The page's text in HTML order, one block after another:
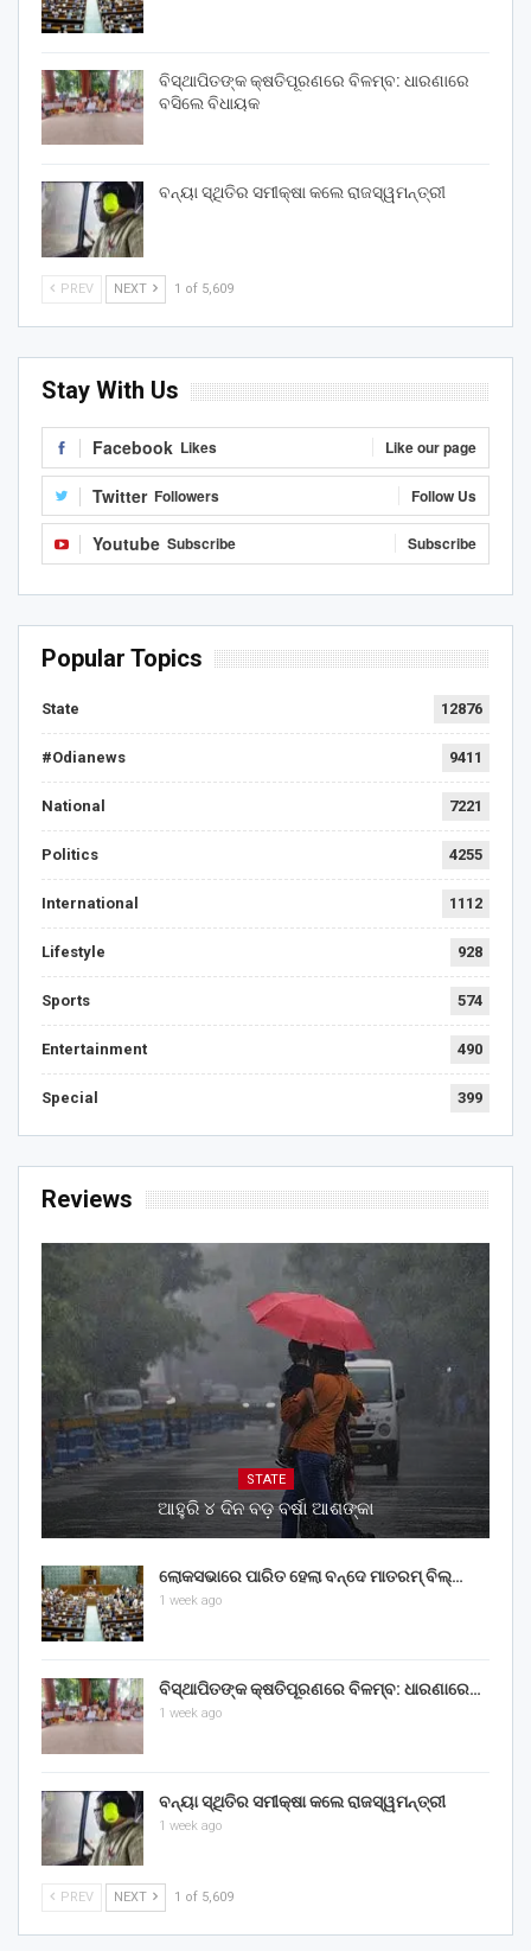
ବିସ୍ଥାପିତଙ୍କ କ୍ଷତିପୂରଣରେ ବିଳମ୍ବ: ଧାରଣାରେ
ବସିଲେ ବିଧାୟକ
ବନ୍ୟା ସ୍ଥିତିର ସମୀକ୍ଷା କଲେ ରାଜସ୍ୱମନ୍ତ୍ରୀ
PREV NEXT 1 of 5,609
Stay With Us
Facebook Likes Like our page
Twitter Followers Follow Us
Youtube Subscribe Subscribe
Popular Topics
State 12876
#Odianews 9411
National 7221
Politics 4255
International 1112
Lifestyle 928
Sports 574
Entertainment 490
Special 399
Reviews
STATE
ଆହୁରି ୪ ଦିନ ବଡ଼ ବର୍ଷା ଆଶଙ୍କା
ଲୋକସଭାରେ ପାରିତ ହେଲା ବନ୍ଦେ ମାତରମ୍‌ ବିଲ୍‌…
1 week ago
ବିସ୍ଥାପିତଙ୍କ କ୍ଷତିପୂରଣରେ ବିଳମ୍ବ: ଧାରଣାରେ…
1 week ago
ବନ୍ୟା ସ୍ଥିତିର ସମୀକ୍ଷା କଲେ ରାଜସ୍ୱମନ୍ତ୍ରୀ
1 week ago
PREV NEXT 1 of 5,609